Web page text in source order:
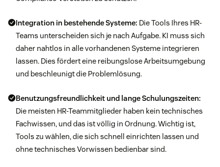
Integration in bestehende Systeme: Die Tools Ihres HR-
Teams unterscheiden sich je nach Aufgabe. KI muss sich
daher nahtlos in alle vorhandenen Systeme integrieren
lassen. Dies fördert eine reibungslose Arbeitsumgebung
und beschleunigt die Problemlösung.
Benutzungsfreundlichkeit und lange Schulungszeiten:
Die meisten HR-Teammitglieder haben kein technisches
Fachwissen, und das ist völlig in Ordnung. Wichtig ist,
Tools zu wählen, die sich schnell einrichten lassen und
ohne technisches Vorwissen bedienbar sind.